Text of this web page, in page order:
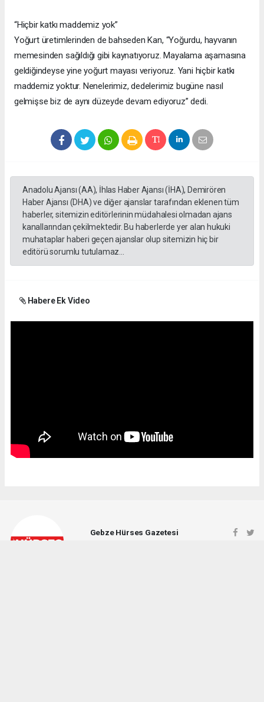
“Hiçbir katkı maddemiz yok”
Yoğurt üretimlerinden de bahseden Kan, “Yoğurdu, hayvanın
memesinden sağıldığı gibi kaynatıyoruz. Mayalama aşamasına
geldiğindeyse yine yoğurt mayası veriyoruz. Yani hiçbir katkı
maddemiz yoktur. Nenelerimiz, dedelerimiz bugüne nasıl
gelmişse biz de aynı düzeyde devam ediyoruz” dedi.
Anadolu Ajansı (AA), İhlas Haber Ajansı (İHA), Demirören
Haber Ajansı (DHA) ve diğer ajanslar tarafından eklenen tüm
haberler, sitemizin editörlerinin müdahalesi olmadan ajans
kanallarından çekilmektedir. Bu haberlerde yer alan hukuki
muhataplar haberi geçen ajanslar olup sitemizin hiç bir
editörü sorumlu tutulamaz...
Habere Ek Video
Gebze Hürses Gazetesi